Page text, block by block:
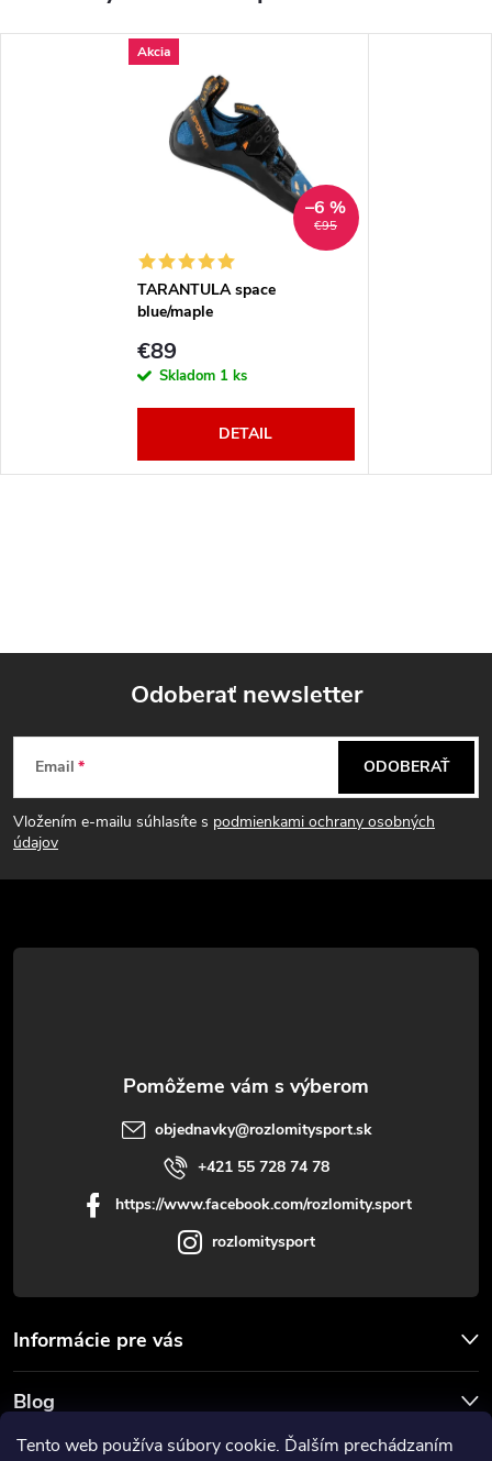
Tento web používa súbory cookie. Ďalším prechádzaním
Akcia
€95
–6 %
TARANTULA space
blue/maple
€89
Skladom 1 ks
DETAIL
Z
á
p
t
Odoberať newsletter
Email
Vložením e-mailu súhlasíte s podmienkami ochrany osobných
údajov
ODOBERAŤ
objednavky@rozlomitysport.sk
+421 55 728 74 78
https://www.facebook.com/rozlomity.sport
rozlomitysport
Informácie pre vás
Blog